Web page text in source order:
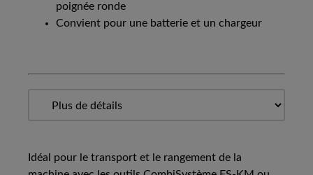
poignée ronde
Convient pour une batterie et un chargeur
Idéal pour le transport et le rangement de la